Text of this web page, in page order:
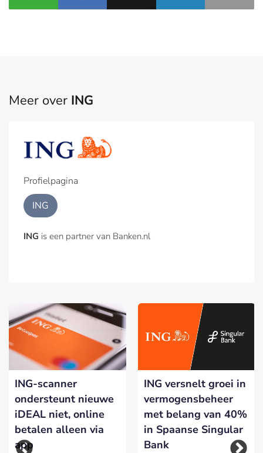
Meer over ING
Profielpagina
ING
ING is een partner van Banken.nl
ING-scanner
ondersteunt nieuwe
iDEAL niet, online
betalen alleen via
app
ING versnelt groei in
vermogensbeheer
met belang van 40%
in Spaanse Singular
Bank